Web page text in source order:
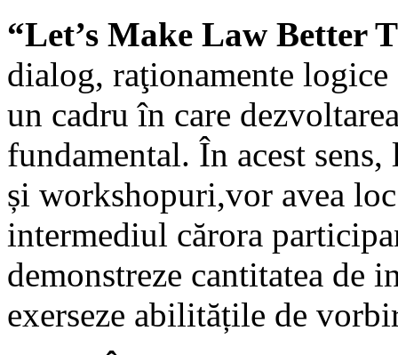
“Let’s Make Law Better
dialog, raţionamente
un cadru în care
fundamental. În acest
și workshopuri,vor avea
intermediul cărora
demonstreze cantitatea de
exerseze abilitățile de